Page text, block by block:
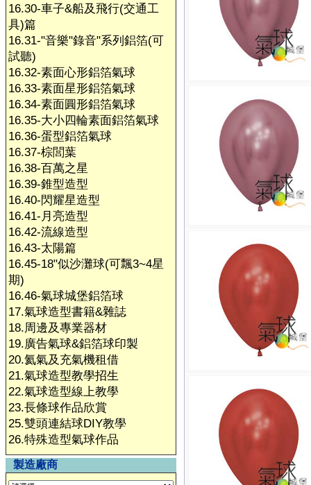
16.30-車子&船及飛行(交通工
具)篇
16.31-"音樂"錄音"系列鋁箔(可
試聽)
16.32-素面心形鋁箔氣球
16.33-素面星形鋁箔氣球
16.34-素面圓形鋁箔氣球
16.35-大小四輪素面鋁箔氣球
16.36-蛋型鋁箔氣球
16.37-棕閭葉
16.38-百萬之星
16.39-錐型造型
16.40-閃耀星造型
16.41-月亮造型
16.42-流線造型
16.43-太陽篇
16.45-18"似沙灘球(可飄3~4星
期)
16.46-氣球城堡鋁箔球
17.氣球造型書籍&雜誌
18.周邊及專業器材
19.廣告氣球&鋁箔球印製
20.氦氣及充氣機租借
21.氣球造型教學招生
22.氣球造型線上教學
23.長條球作品欣賞
25.雙頭連結球DIY教學
26.特殊造型氣球作品
製造廠商